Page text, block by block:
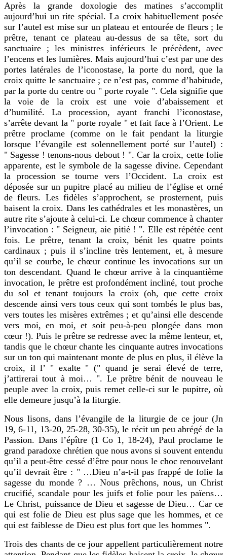
Après la grande doxologie des matines s’accomplit
aujourd’hui un rite spécial. La croix habituellement posée
sur l’autel est mise sur un plateau et entourée de fleurs ; le
prêtre, tenant ce plateau au-dessus de sa tête, sort du
sanctuaire ; les ministres inférieurs le précèdent, avec
l’encens et les lumières. Mais aujourd’hui c’est par une des
portes latérales de l’iconostase, la porte du nord, que la
croix quitte le sanctuaire ; ce n’est pas, comme d’habitude,
par la porte du centre ou " porte royale ". Cela signifie que
la voie de la croix est une voie d’abaissement et
d’humilité. La procession, ayant franchi l’iconostase,
s’arrête devant la " porte royale " et fait face à l’Orient. Le
prêtre proclame (comme on le fait pendant la liturgie
lorsque l’évangile est solennellement porté sur l’autel) :
" Sagesse ! tenons-nous debout ! ". Car la croix, cette folie
apparente, est le symbole de la sagesse divine. Cependant
la procession se tourne vers l’Occident. La croix est
déposée sur un pupitre placé au milieu de l’église et orné
de fleurs. Les fidèles s’approchent, se prosternent, puis
baisent la croix. Dans les cathédrales et les monastères, un
autre rite s’ajoute à celui-ci. Le chœur commence à chanter
l’invocation : " Seigneur, aie pitié ! ". Elle est répétée cent
fois. Le prêtre, tenant la croix, bénit les quatre points
cardinaux ; puis il s’incline très lentement, et, à mesure
qu’il se courbe, le chœur continue les invocations sur un
ton descendant. Quand le chœur arrive à la cinquantième
invocation, le prêtre est profondément incliné, tout proche
du sol et tenant toujours la croix (oh, que cette croix
descende ainsi vers tous ceux qui sont tombés le plus bas,
vers toutes les misères extrêmes ; et qu’ainsi elle descende
vers moi, en moi, et soit peu-à-peu plongée dans mon
cœur !). Puis le prêtre se redresse avec la même lenteur, et,
tandis que le chœur chante les cinquante autres invocations
sur un ton qui maintenant monte de plus en plus, il élève la
croix, il l’ " exalte " (" quand je serai élevé de terre,
j’attirerai tout à moi… ". Le prêtre bénit de nouveau le
peuple avec la croix, puis remet celle-ci sur le pupitre, où
elle demeure jusqu’à la liturgie.
Nous lisons, dans l’évangile de la liturgie de ce jour (Jn
19, 6-11, 13-20, 25-28, 30-35), le récit un peu abrégé de la
Passion. Dans l’épître (1 Co 1, 18-24), Paul proclame le
grand paradoxe chrétien que nous avons si souvent entendu
qu’il a peut-être cessé d’être pour nous le choc renouvelant
qu’il devrait être : " …Dieu n’a-t-il pas frappé de folie la
sagesse du monde ? … Nous prêchons, nous, un Christ
crucifié, scandale pour les juifs et folie pour les païens…
Le Christ, puissance de Dieu et sagesse de Dieu… Car ce
qui est folie de Dieu est plus sage que les hommes, et ce
qui est faiblesse de Dieu est plus fort que les hommes ".
Trois des chants de ce jour appellent particulièrement notre